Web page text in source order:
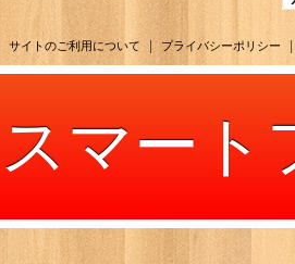
サイトのご利用について プライバシーポリシー
スマート